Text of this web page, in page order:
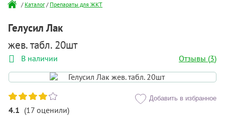
/ Каталог / Препараты для ЖКТ
Гелусил Лак
жев. табл. 20шт
В наличии Отзывы (3)
4.1 (17 оценили)
Добавить в избранное